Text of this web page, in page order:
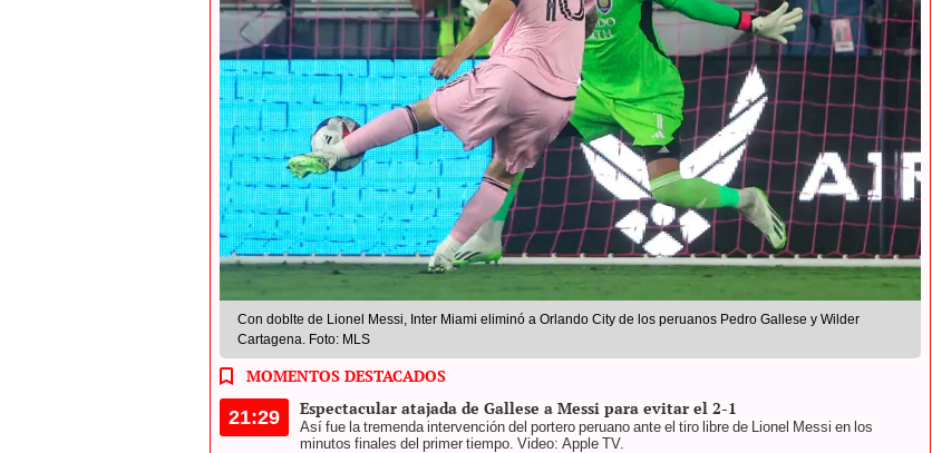
Con doblte de Lionel Messi, Inter Miami eliminó a Orlando City de los peruanos Pedro Gallese y Wilder
Cartagena. Foto: MLS
MOMENTOS DESTACADOS
21:29 Espectacular atajada de Gallese a Messi para evitar el 2-1
Así fue la tremenda intervención del portero peruano ante el tiro libre de Lionel Messi en los
minutos finales del primer tiempo. Video: Apple TV.